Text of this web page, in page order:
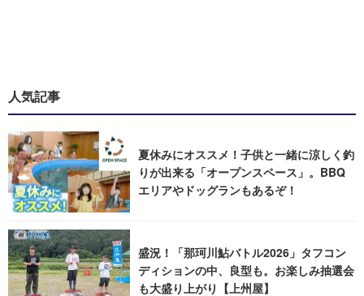
人気記事
夏休みにオススメ！子供と一緒に涼しく釣
りが出来る「オープンスペース」。BBQ
エリアやドッグランもあるぞ！
盛況！「那珂川鮎バトル2026」タフコン
ディションの中、良型も。お楽しみ抽選会
も大盛り上がり【上州屋】